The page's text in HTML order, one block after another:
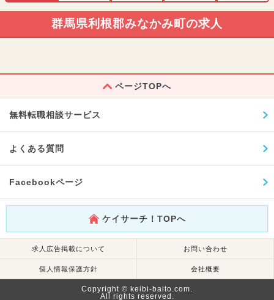
群馬県利根郡みなかみ町の求人
ページTOPへ
無料転職相談サービス
よくある質問
Facebookページ
ケイサーチ！TOPへ
求人広告掲載について お問い合わせ
個人情報保護方針 会社概要
Copyright © keibi-baito.com.
All rights reserved.